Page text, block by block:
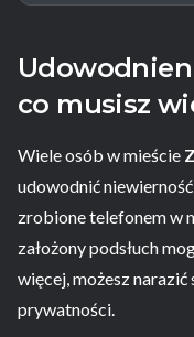
co musisz
Wiele osób w mieście
udowodnić
zrobione telefonem w
założony podsłuch
więcej, możesz narazić
prywatności.